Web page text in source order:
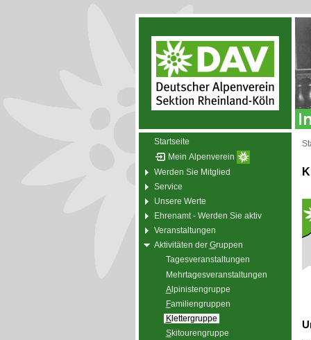
Startseite
Mein Alpenverein
Werden Sie Mitglied
Service
Unsere Werte
Ehrenamt - Werden Sie aktiv
Veranstaltungen
Aktivitäten der Gruppen
Tagesveranstaltungen
Mehrtagesveranstaltungen
Alpinistengruppe
Familiengruppen
Klettergruppe
Skitourengruppe